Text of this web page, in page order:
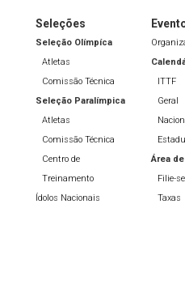
Seleções
Seleção Olímpíca
Atletas
Comissão Técnica
Seleção Paralímpica
Atletas
Comissão Técnica
Centro de
Treinamento
Ídolos Nacionais
ITTF
Geral
Área
Filie-se
Taxas